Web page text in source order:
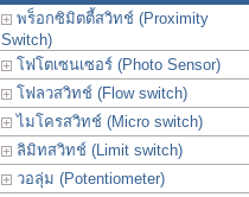
พร็อกซิมิตตี้สวิทช์ (Proximity
Switch)
โฟโตเซนเซอร์ (Photo Sensor)
โฟลวสวิทช์ (Flow switch)
ไมโครสวิทช์ (Micro switch)
ลิมิทสวิทช์ (Limit switch)
วอลุ่ม (Potentiometer)